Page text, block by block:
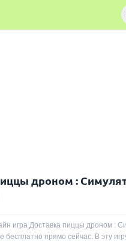
дроном :
игра Доставка пиццы дроном :
бесплатно прямо сейчас. В эту